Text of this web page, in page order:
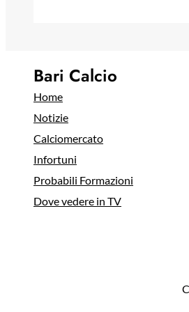
Bari Calcio
Home
Notizie
Calciomercato
Infortuni
Probabili Formazioni
Dove vedere in TV